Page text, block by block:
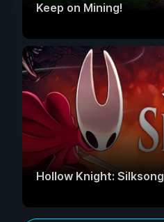
Keep on Mining!
Hollow Knight: Silksong